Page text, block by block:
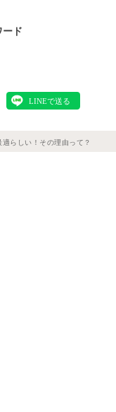
ド
らしい！その理由って？